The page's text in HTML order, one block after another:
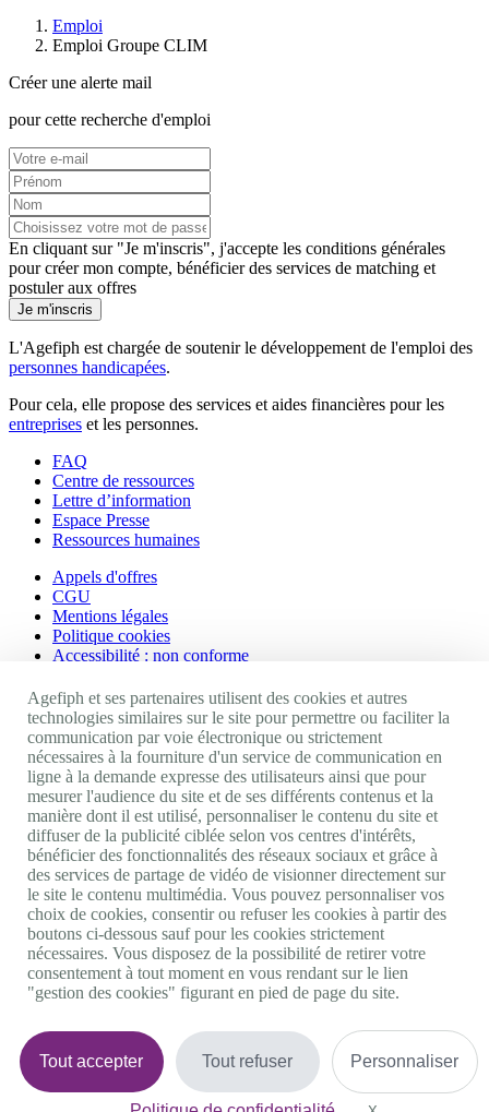
Emploi
Emploi Groupe CLIM
Créer une alerte mail
pour cette recherche d'emploi
En cliquant sur "Je m'inscris", j'accepte les conditions générales
pour créer mon compte, bénéficier des services de matching et
postuler aux offres
Je m'inscris
L'Agefiph est chargée de soutenir le développement de l'emploi des
personnes handicapées.
Pour cela, elle propose des services et aides financières pour les
entreprises et les personnes.
FAQ
Centre de ressources
Lettre d’information
Espace Presse
Ressources humaines
Appels d'offres
CGU
Mentions légales
Politique cookies
Accessibilité : non conforme
Nos autres sites
Site portail Agefiph
Activateur de progrès
Handinnov
Innovation et recherche
Université du RRH
Service AppuiPro
Nous suivre
Youtube
Linkedin
Facebook
Twitter
0 800 11 10 09Services & appel gratuitsDe 9h à 18h.
Nous contacter
Plateforme de mise en contact LSF
Agefiph et ses partenaires utilisent des cookies et autres
technologies similaires sur le site pour permettre ou faciliter la
communication par voie électronique ou strictement
nécessaires à la fourniture d'un service de communication en
ligne à la demande expresse des utilisateurs ainsi que pour
mesurer l'audience du site et de ses différents contenus et la
manière dont il est utilisé, personnaliser le contenu du site et
diffuser de la publicité ciblée selon vos centres d'intérêts,
bénéficier des fonctionnalités des réseaux sociaux et grâce à
des services de partage de vidéo de visionner directement sur
le site le contenu multimédia. Vous pouvez personnaliser vos
choix de cookies, consentir ou refuser les cookies à partir des
boutons ci-dessous sauf pour les cookies strictement
nécessaires. Vous disposez de la possibilité de retirer votre
consentement à tout moment en vous rendant sur le lien
"gestion des cookies" figurant en pied de page du site.
Tout accepter Tout refuser Personnaliser